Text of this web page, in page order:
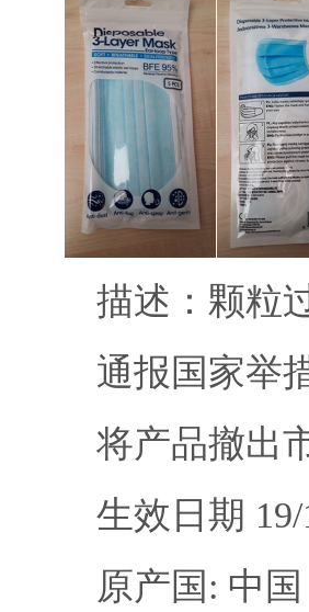
描述：颗粒
通报国家举措
将产品撤出
生效日期 19/
原产国: 中国